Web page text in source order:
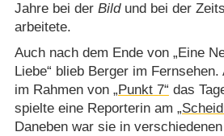
Jahre bei der Bildund bei der
arbeitete.
Auch nach dem Ende von „Eine
Liebe“ blieb Berger im
im Rahmen von „Punkt 7“ das
spielte eine Reporterin am
Daneben war sie in